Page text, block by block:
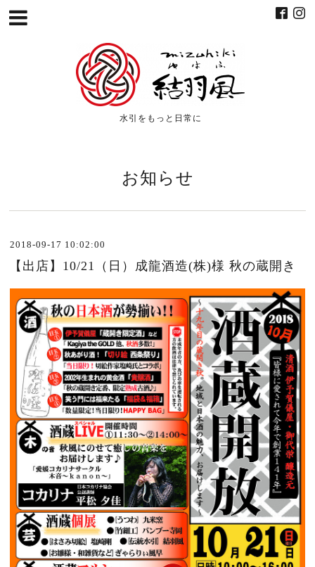
水引をもっと日常に
お知らせ
2018-09-17 10:02:00
【出店】10/21（日）成龍酒造(株)様 秋の蔵開き